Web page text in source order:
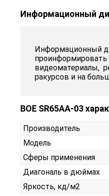
Информационный
Информационный
видеоматериалы,
ракурсов и на
BOE SR65AA-03
Производитель
Модель
Сферы применения
Диагональ в дюймах
Яркость, кд/м2